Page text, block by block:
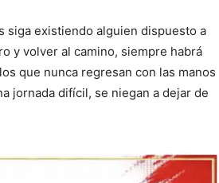
siga existiendo alguien dispuesto a
y volver al camino, siempre habrá
que nunca regresan con las manos
jornada difícil, se niegan a dejar de